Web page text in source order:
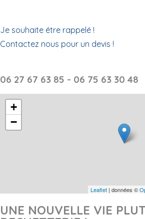
Je souhaite étre rappelé !
Contactez nous pour un devis !
06 27 67 63 85 - 06 75 63 30 48
+
−
Leaflet | données ©
UNE NOUVELLE VIE